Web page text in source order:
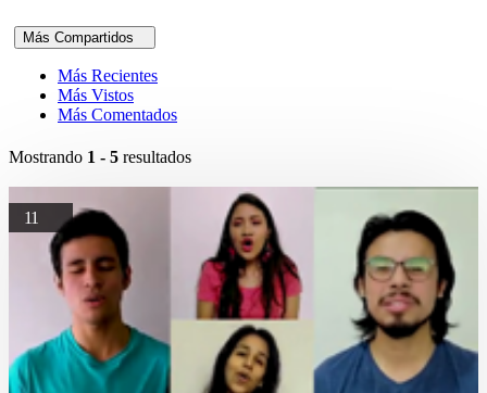
Más Compartidos
Más Recientes
Más Vistos
Más Comentados
Mostrando 1 - 5 resultados
11